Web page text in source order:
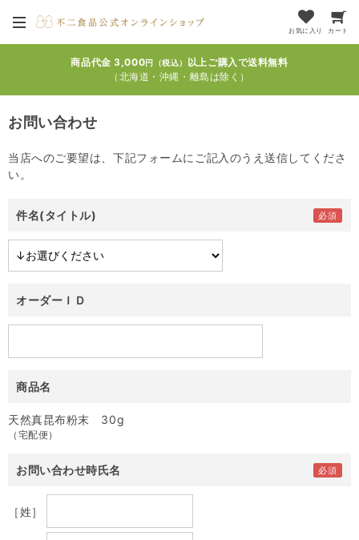
お気に入り カート
商品代金 3,000円（税込）
以上ご購入で送料無料
（北海道・沖縄・離島は除く）
お問い合わせ
当店へのご要望は、下記フォームにご記入のうえ送信してくださ
い。
件名(タイトル)
オーダーＩＤ
商品名
天然真昆布粉末 30g
（宅配便）
お問い合わせ時氏名
［姓］